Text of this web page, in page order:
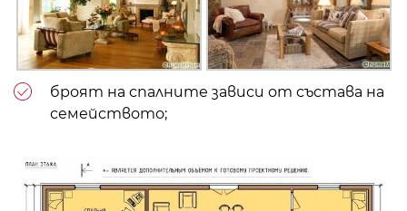
броят на спалните зависи от състава на
семейството;